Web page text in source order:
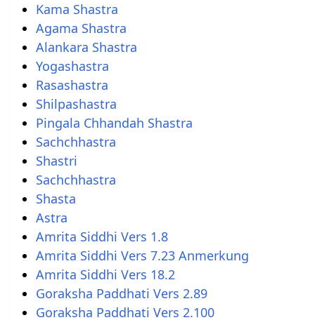
Kama Shastra
Agama Shastra
Alankara Shastra
Yogashastra
Rasashastra
Shilpashastra
Pingala Chhandah Shastra
Sachchhastra
Shastri
Sachchhastra
Shasta
Astra
Amrita Siddhi Vers 1.8
Amrita Siddhi Vers 7.23 Anmerkung
Amrita Siddhi Vers 18.2
Goraksha Paddhati Vers 2.89
Goraksha Paddhati Vers 2.100